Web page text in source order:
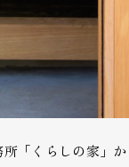
「くらしの家」